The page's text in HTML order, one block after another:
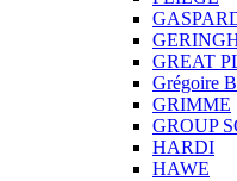
GREAT
Grégoire
GRIMME
GROUP
HARDI
HAWE